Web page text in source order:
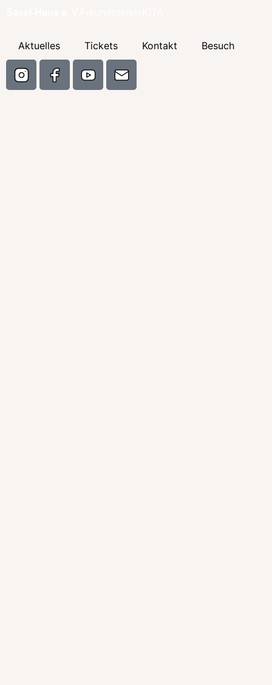
Aktuelles Tickets Kontakt Besuch